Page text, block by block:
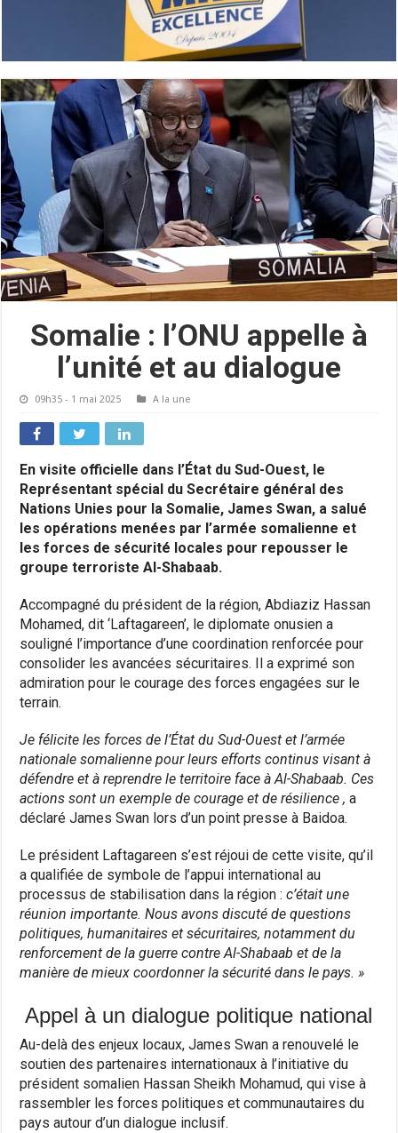
Somalie : l’ONU appelle à
l’unité et au dialogue
09h35 - 1 mai 2025 A la une
En visite officielle dans l’État du Sud-Ouest, le
Représentant spécial du Secrétaire général des
Nations Unies pour la Somalie, James Swan, a salué
les opérations menées par l’armée somalienne et
les forces de sécurité locales pour repousser le
groupe terroriste Al-Shabaab.
Accompagné du président de la région, Abdiaziz Hassan
Mohamed, dit ‘Laftagareen’, le diplomate onusien a
souligné l’importance d’une coordination renforcée pour
consolider les avancées sécuritaires. Il a exprimé son
admiration pour le courage des forces engagées sur le
terrain.
Je félicite les forces de l’État du Sud-Ouest et l’armée
nationale somalienne pour leurs efforts continus visant à
défendre et à reprendre le territoire face à Al-Shabaab. Ces
actions sont un exemple de courage et de résilience , a
déclaré James Swan lors d’un point presse à Baidoa.
Le président Laftagareen s’est réjoui de cette visite, qu’il
a qualifiée de symbole de l’appui international au
processus de stabilisation dans la région :c’était une
réunion importante. Nous avons discuté de questions
politiques, humanitaires et sécuritaires, notamment du
renforcement de la guerre contre Al-Shabaab et de la
manière de mieux coordonner la sécurité dans le pays. »
Appel à un dialogue politique national
Au-delà des enjeux locaux, James Swan a renouvelé le
soutien des partenaires internationaux à l’initiative du
président somalien Hassan Sheikh Mohamud, qui vise à
rassembler les forces politiques et communautaires du
pays autour d’un dialogue inclusif.